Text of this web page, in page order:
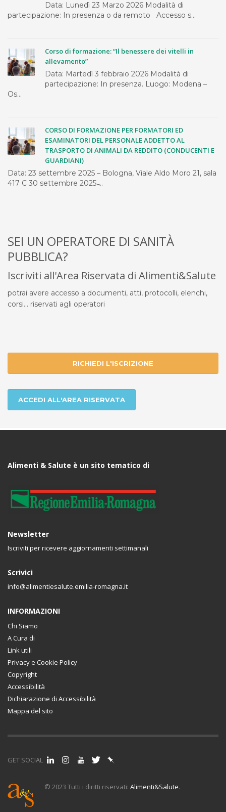
Data: Lunedì 23 Marzo 2026 Modalità di
partecipazione: In presenza o da remoto Accesso s...
Corso di formazione: “Il benessere dei vitelli in
allevamento”
Data: Martedì 3 febbraio 2026 Modalità di
partecipazione: In presenza. Luogo: Modena –
Os...
CORSO DI FORMAZIONE PER FORMATORI ED
ESAMINATORI DEL PERSONALE ADDETTO AL
TRASPORTO DI ANIMALI DA REDDITO (CONDUCENTI E
GUARDIANI)
Data: 23 settembre 2025 – Bologna, Viale Aldo Moro 21, sala
417 C 30 settembre 2025 ̵...
SEI UN OPERATORE DI SANITÀ
PUBBLICA?
Iscriviti all'Area Riservata di Alimenti&Salute
potrai avere accesso a documenti, atti, protocolli, elenchi,
corsi... riservati agli operatori
RICHIEDI L'ISCRIZIONE
ACCEDI ALL'AREA RISERVATA
Alimenti & Salute è un sito tematico di
Newsletter
Iscriviti per ricevere aggiornamenti settimanali
Scrivici
info@alimentiesalute.emilia-romagna.it
INFORMAZIONI
Chi Siamo
A Cura di
Link utili
Privacy e Cookie Policy
Copyright
Accessibilità
Dichiarazione di Accessibilità
Mappa del sito
GET SOCIAL
© 2023 Tutti i diritti riservati: Alimenti&Salute.